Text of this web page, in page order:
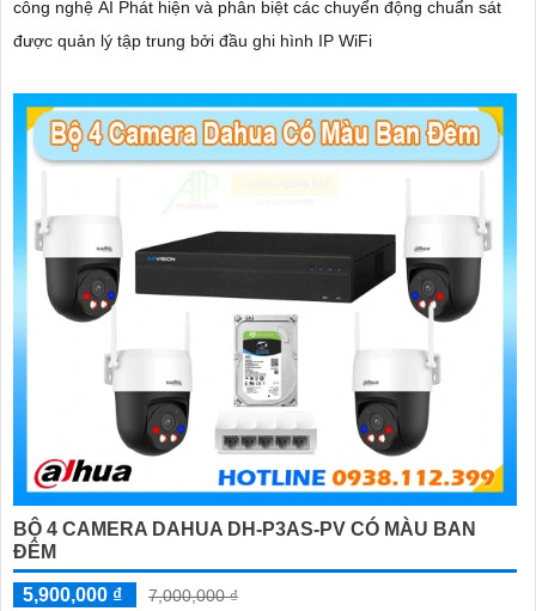
công nghệ AI Phát hiện và phân biệt các chuyển động chuẩn sát
được quản lý tập trung bởi đầu ghi hình IP WiFi
BỘ 4 CAMERA DAHUA DH-P3AS-PV CÓ MÀU BAN
ĐÊM
5,900,000 ₫
7,000,000 ₫